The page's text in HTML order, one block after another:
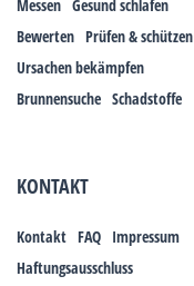
Messen Gesund schlafen
Bewerten Prüfen & schützen
Ursachen bekämpfen
Brunnensuche Schadstoffe
KONTAKT
Kontakt FAQ Impressum
Haftungsausschluss